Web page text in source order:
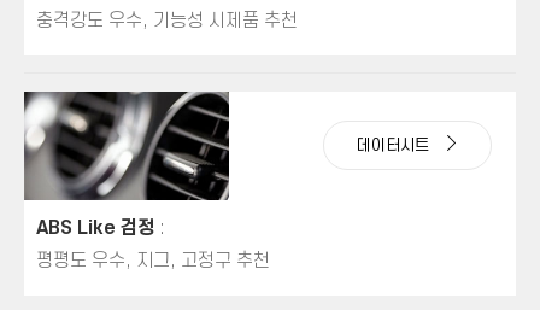
충격강도 우수, 기능성 시제품 추천
데이터시트
ABS Like 검정 :
평평도 우수, 지그, 고정구 추천